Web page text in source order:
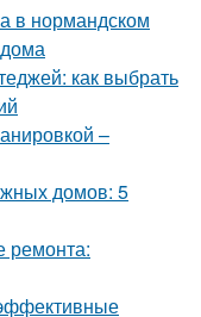
в нормандском
как выбрать
–
домов: 5
ремонта: